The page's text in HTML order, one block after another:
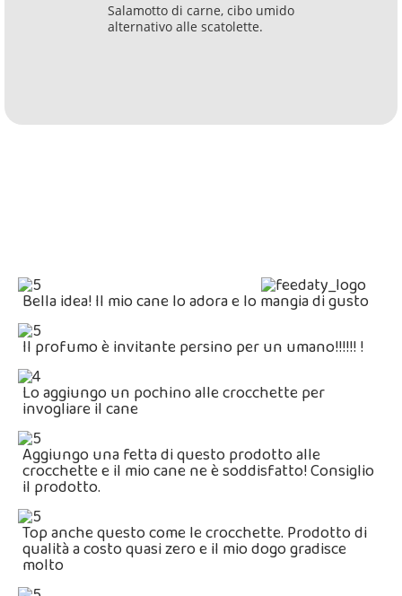
Salamotto di carne, cibo umido
alternativo alle scatolette.
Bella idea! Il mio cane lo adora e lo mangia di gusto
Il profumo è invitante persino per un umano!!!!!! !
Lo aggiungo un pochino alle crocchette per
invogliare il cane
Aggiungo una fetta di questo prodotto alle
crocchette e il mio cane ne è soddisfatto! Consiglio
il prodotto.
Top anche questo come le crocchette. Prodotto di
qualità a costo quasi zero e il mio dogo gradisce
molto